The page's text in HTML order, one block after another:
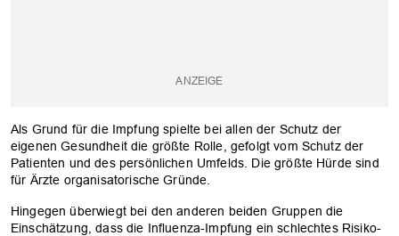
Als Grund für die Impfung spielte bei allen der Schutz der
eigenen Gesundheit die größte Rolle, gefolgt vom Schutz der
Patienten und des persönlichen Umfelds. Die größte Hürde sind
für Ärzte organisatorische Gründe.
Hingegen überwiegt bei den anderen beiden Gruppen die
Einschätzung, dass die Influenza-Impfung ein schlechtes Risiko-